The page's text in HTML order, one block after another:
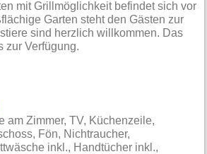
mit Grillmöglichkeit befindet sich vor
Garten steht den Gästen zur
sind herzlich willkommen. Das
zur Verfügung.
am Zimmer, TV, Küchenzeile,
Fön, Nichtraucher,
inkl., Handtücher inkl.,